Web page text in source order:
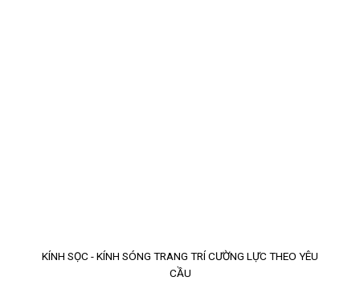
KÍNH SỌC - KÍNH SÓNG TRANG TRÍ CƯỜNG LỰC THEO YÊU
CẦU